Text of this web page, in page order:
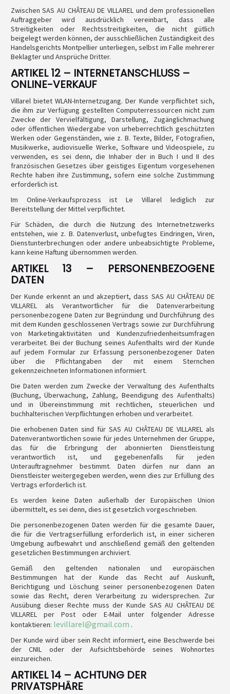
Zwischen SAS AU CHÂTEAU DE VILLAREL und dem professionellen
Auftraggeber wird ausdrücklich vereinbart, dass alle
Streitigkeiten oder Rechtsstreitigkeiten, die nicht gütlich
beigelegt werden können, der ausschließlichen Zuständigkeit des
Handelsgerichts Montpellier unterliegen, selbst im Falle mehrerer
Beklagter und Ansprüche Dritter.
ARTIKEL 12 – INTERNETANSCHLUSS –
ONLINE-VERKAUF
Villarel bietet WLAN-Internetzugang. Der Kunde verpflichtet sich,
die ihm zur Verfügung gestellten Computerressourcen nicht zum
Zwecke der Vervielfältigung, Darstellung, Zugänglichmachung
oder öffentlichen Wiedergabe von urheberrechtlich geschützten
Werken oder Gegenständen, wie z. B. Texte, Bilder, Fotografien,
Musikwerke, audiovisuelle Werke, Software und Videospiele, zu
verwenden, es sei denn, die Inhaber der in Buch I und II des
französischen Gesetzes über geistiges Eigentum vorgesehenen
Rechte haben ihre Zustimmung, sofern eine solche Zustimmung
erforderlich ist.
Im Online-Verkaufsprozess ist Le Villarel lediglich zur
Bereitstellung der Mittel verpflichtet.
Für Schäden, die durch die Nutzung des Internetnetzwerks
entstehen, wie z. B. Datenverlust, unbefugtes Eindringen, Viren,
Dienstunterbrechungen oder andere unbeabsichtigte Probleme,
kann keine Haftung übernommen werden.
ARTIKEL 13 – PERSONENBEZOGENE
DATEN
Der Kunde erkennt an und akzeptiert, dass SAS AU CHÂTEAU DE
VILLAREL als Verantwortlicher für die Datenverarbeitung
personenbezogene Daten zur Begründung und Durchführung des
mit dem Kunden geschlossenen Vertrags sowie zur Durchführung
von Marketingaktivitäten und Kundenzufriedenheitsumfragen
verarbeitet. Bei der Buchung seines Aufenthalts wird der Kunde
auf jedem Formular zur Erfassung personenbezogener Daten
über die Pflichtangaben der mit einem Sternchen
gekennzeichneten Informationen informiert.
Die Daten werden zum Zwecke der Verwaltung des Aufenthalts
(Buchung, Überwachung, Zahlung, Beendigung des Aufenthalts)
und in Übereinstimmung mit rechtlichen, steuerlichen und
buchhalterischen Verpflichtungen erhoben und verarbeitet.
Die erhobenen Daten sind für SAS AU CHÂTEAU DE VILLAREL als
Datenverantwortlichen sowie für jedes Unternehmen der Gruppe,
das für die Erbringung der abonnierten Dienstleistung
verantwortlich ist, und gegebenenfalls für jeden
Unterauftragnehmer bestimmt. Daten dürfen nur dann an
Dienstleister weitergegeben werden, wenn dies zur Erfüllung des
Vertrags erforderlich ist.
Es werden keine Daten außerhalb der Europäischen Union
übermittelt, es sei denn, dies ist gesetzlich vorgeschrieben.
Die personenbezogenen Daten werden für die gesamte Dauer,
die für die Vertragserfüllung erforderlich ist, in einer sicheren
Umgebung aufbewahrt und anschließend gemäß den geltenden
gesetzlichen Bestimmungen archiviert.
Gemäß den geltenden nationalen und europäischen
Bestimmungen hat der Kunde das Recht auf Auskunft,
Berichtigung und Löschung seiner personenbezogenen Daten
sowie das Recht, deren Verarbeitung zu widersprechen. Zur
Ausübung dieser Rechte muss der Kunde SAS AU CHÂTEAU DE
VILLAREL per Post oder E-Mail unter folgender Adresse
kontaktieren: levillarel@gmail.com .
Der Kunde wird über sein Recht informiert, eine Beschwerde bei
der CNIL oder der Aufsichtsbehörde seines Wohnortes
einzureichen.
ARTIKEL 14 – ACHTUNG DER
PRIVATSPHÄRE